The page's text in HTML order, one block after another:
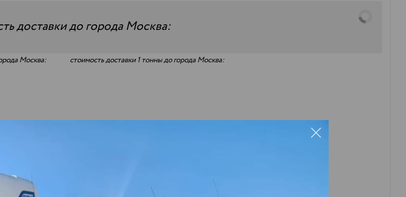
доставки до города Москва:
Москва: стоимость доставки 1 тонны до города Москва: